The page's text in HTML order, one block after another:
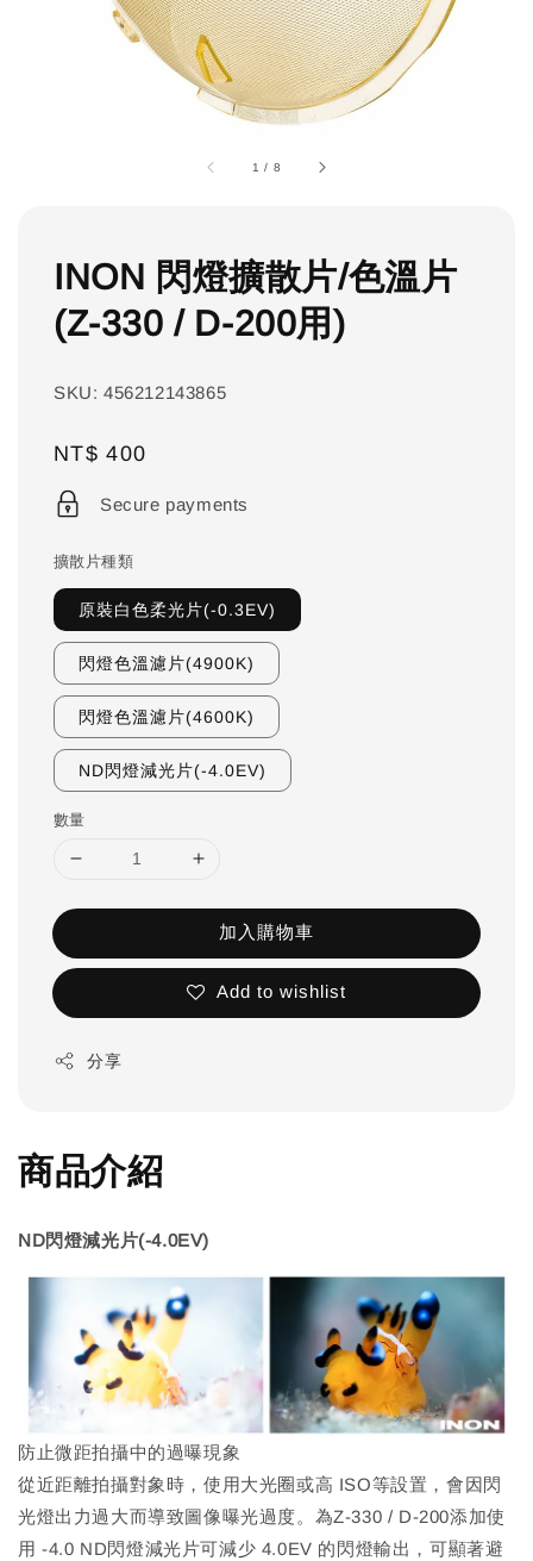
1 / 8
INON 閃燈擴散片/色溫片
(Z-330 / D-200用)
SKU: 456212143865
Regular
price
NT$ 400
Secure payments
擴散片種類
原裝白色柔光片(-0.3EV)
閃燈色溫濾片(4900K)
閃燈色溫濾片(4600K)
ND閃燈減光片(-4.0EV)
數量
加入購物車
Add to wishlist
分享
商品介紹
ND閃燈減光片(-4.0EV)
防止微距拍攝中的過曝現象
從近距離拍攝對象時，使用大光圈或高 ISO等設置，會因閃
光燈出力過大而導致圖像曝光過度。為Z-330 / D-200添加使
用 -4.0 ND閃燈減光片可減少 4.0EV 的閃燈輸出，可顯著避